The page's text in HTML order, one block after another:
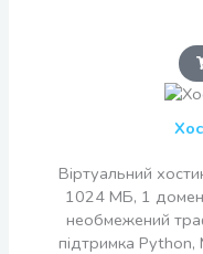
Віртуальний
1024 МБ, 1 домен,
необмежений
підтримка Python,